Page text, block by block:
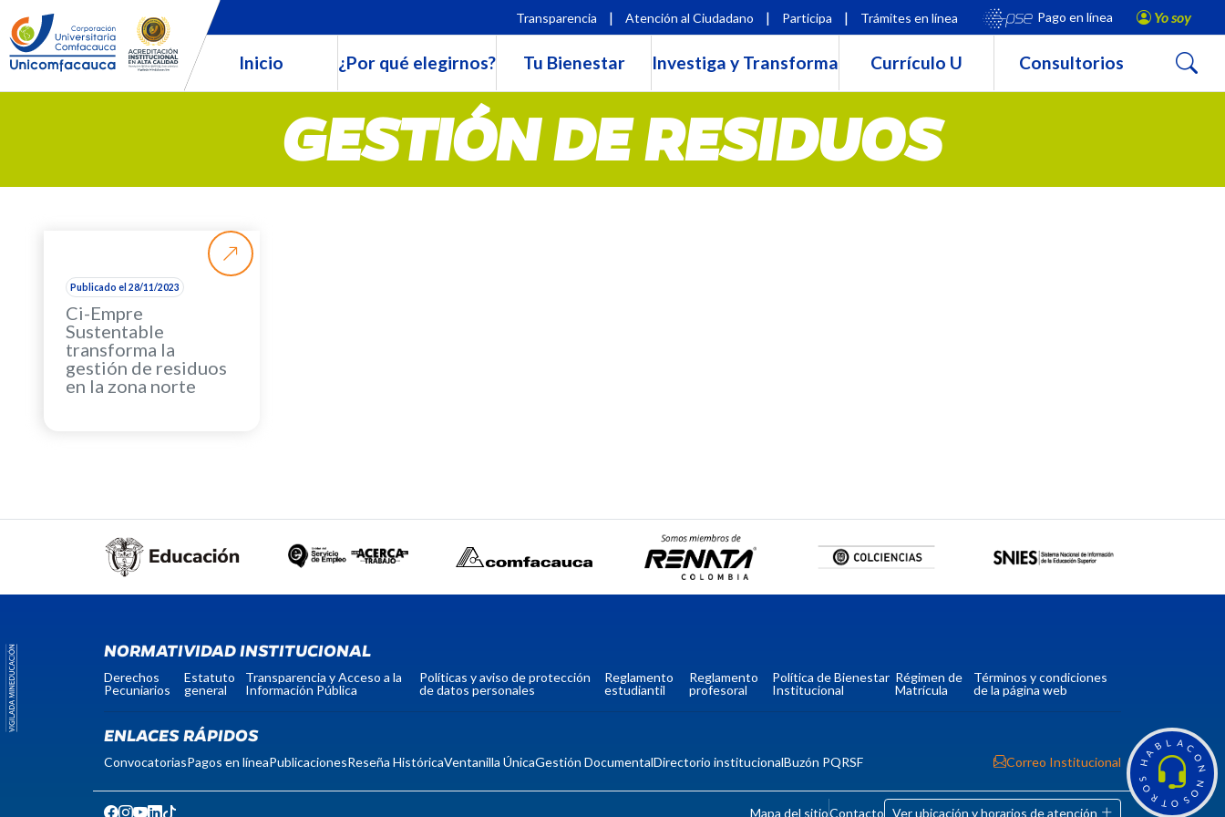
H
A
B L A C
O
N
N
O
S
O
T
R
O
S
Transparencia | Atención al Ciudadano | Participa | Trámites en línea Pago en línea Yo soy
Inicio ¿Por qué elegirnos? Tu Bienestar Investiga y Transforma Currículo U Consultorios Buscar
GESTIÓN DE RESIDUOS
Publicado el 28/11/2023
Ci-Empre
Sustentable
transforma la
gestión de residuos
en la zona norte
NORMATIVIDAD INSTITUCIONAL
Derechos
Pecuniarios
Estatuto
general
Transparencia y Acceso a la
Información Pública
Políticas y aviso de protección
de datos personales
Reglamento
estudiantil
Reglamento
profesoral
Política de Bienestar
Institucional
Régimen de
Matrícula
Términos y condiciones
de la página web
ENLACES RÁPIDOS
ConvocatoriasPagos en líneaPublicacionesReseña HistóricaVentanilla ÚnicaGestión DocumentalDirectorio institucionalBuzón PQRSF Correo Institucional
Mapa del sitioContacto Ver ubicación y horarios de atención